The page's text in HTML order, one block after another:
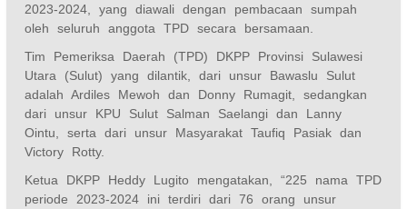
2023-2024, yang diawali dengan pembacaan sumpah
oleh seluruh anggota TPD secara bersamaan.
Tim Pemeriksa Daerah (TPD) DKPP Provinsi Sulawesi
Utara (Sulut) yang dilantik, dari unsur Bawaslu Sulut
adalah Ardiles Mewoh dan Donny Rumagit, sedangkan
dari unsur KPU Sulut Salman Saelangi dan Lanny
Ointu, serta dari unsur Masyarakat Taufiq Pasiak dan
Victory Rotty.
Ketua DKPP Heddy Lugito mengatakan, “225 nama TPD
periode 2023-2024 ini terdiri dari 76 orang unsur